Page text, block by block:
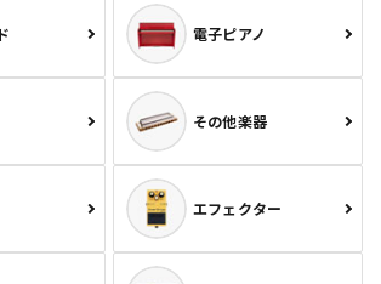
電子ピアノ
その他楽器
エフェクター